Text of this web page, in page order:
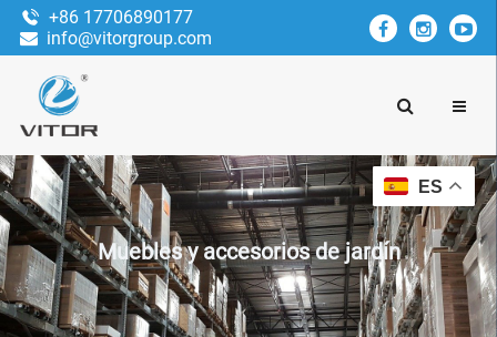
+86 17706890177
info@vitorgroup.com
Muebles y accesorios de jardín
ES